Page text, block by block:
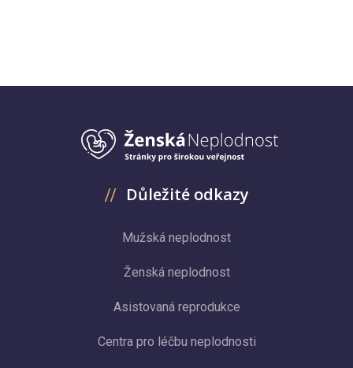
Důležité odkazy
Mužská neplodnost
Ženská neplodnost
Asistovaná reprodukce
Centra pro léčbu neplodnosti